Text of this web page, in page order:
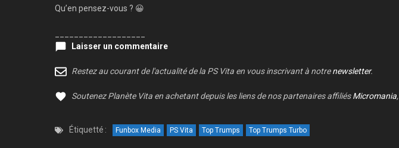
Qu’en pensez-vous ? 😀
Laisser un commentaire
Restez au courant de l'actualité de la PS Vita en vous inscrivant à notrenewsletter.
Soutenez Planète Vita en achetant depuis les liens de nos partenaires affiliésMicromania,
Étiquetté : Funbox Media PS Vita Top Trumps Top Trumps Turbo